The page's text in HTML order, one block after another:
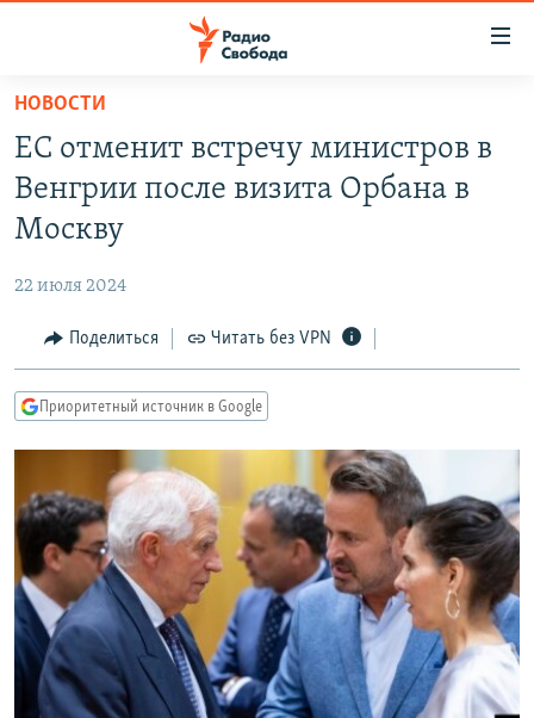
упрощенного
доступа
Вернуться
основному
Вернутся
Вернутся
АВТОРСКИЕ ПРОЕКТЫ
МНЕНИЯ
КУЛЬТУРА
КАВКАЗ.РЕАЛИИ
СЕВЕР.РЕАЛИИ
СИБИРЬ.РЕАЛИИ
РАСПИСАНИЕ ВЕЩАНИЯ
ПОДПИШИТЕСЬ НА РАССЫЛКУ
СОЦИАЛЬНЫЕ СЕТИ
НОВОСТИ
ЕС отменит встречу министров в
Венгрии после визита Орбана в
Москву
22 июля 2024
Поделиться Читать без VPN
Приоритетный источник в Google